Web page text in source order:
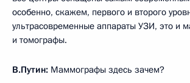
особенно, скажем, первого и второго
ультрасовременные аппараты УЗИ, это и
и томографы.
В.Путин: Маммографы здесь зачем?